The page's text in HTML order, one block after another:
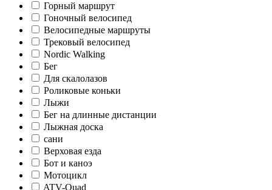
Горный маршрут
Гоночный велосипед
Велосипедные маршруты
Трековый велосипед
Nordic Walking
Бег
Для скалолазов
Роликовые коньки
Лыжи
Бег на длинные дистанции
Лыжная доска
сани
Верховая езда
Бот и каноэ
Мотоцикл
ATV-Quad